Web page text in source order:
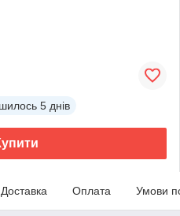
5 днів
Доставка Оплата Умови